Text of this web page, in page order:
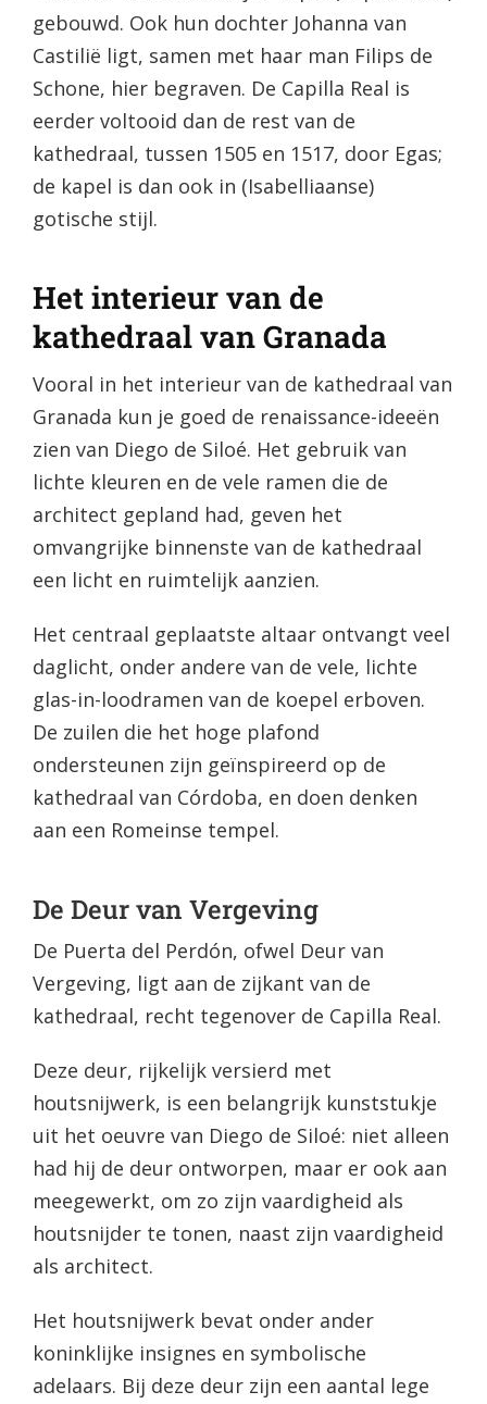
gebouwd. Ook hun dochter Johanna van
Castilië ligt, samen met haar man Filips de
Schone, hier begraven. De Capilla Real is
eerder voltooid dan de rest van de
kathedraal, tussen 1505 en 1517, door Egas;
de kapel is dan ook in (Isabelliaanse)
gotische stijl.
Het interieur van de
kathedraal van Granada
Vooral in het interieur van de kathedraal van
Granada kun je goed de renaissance-ideeën
zien van Diego de Siloé. Het gebruik van
lichte kleuren en de vele ramen die de
architect gepland had, geven het
omvangrijke binnenste van de kathedraal
een licht en ruimtelijk aanzien.
Het centraal geplaatste altaar ontvangt veel
daglicht, onder andere van de vele, lichte
glas-in-loodramen van de koepel erboven.
De zuilen die het hoge plafond
ondersteunen zijn geïnspireerd op de
kathedraal van Córdoba, en doen denken
aan een Romeinse tempel.
De Deur van Vergeving
De Puerta del Perdón, ofwel Deur van
Vergeving, ligt aan de zijkant van de
kathedraal, recht tegenover de Capilla Real.
Deze deur, rijkelijk versierd met
houtsnijwerk, is een belangrijk kunststukje
uit het oeuvre van Diego de Siloé: niet alleen
had hij de deur ontworpen, maar er ook aan
meegewerkt, om zo zijn vaardigheid als
houtsnijder te tonen, naast zijn vaardigheid
als architect.
Het houtsnijwerk bevat onder ander
koninklijke insignes en symbolische
adelaars. Bij deze deur zijn een aantal lege